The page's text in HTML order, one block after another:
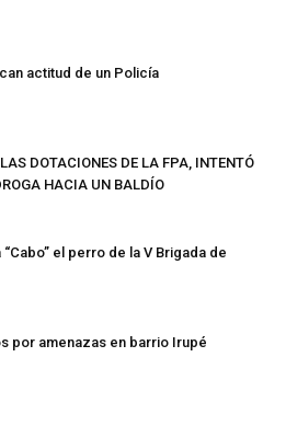
actitud de un Policía
DOTACIONES DE LA FPA, INTENTÓ
HACIA UN BALDÍO
el perro de la V Brigada de
por amenazas en barrio Irupé